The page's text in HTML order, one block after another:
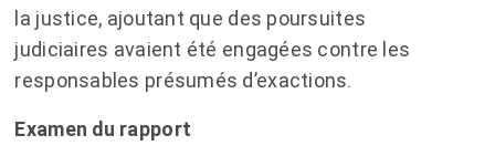
la justice, ajoutant que des poursuites
judiciaires avaient été engagées contre les
responsables présumés d’exactions.
Examen du rapport